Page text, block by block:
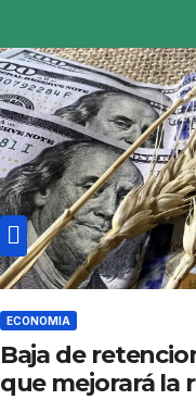
ECONOMIA
Baja de
que mejorará la